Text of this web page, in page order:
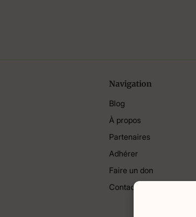
Navigation
Blog
À propos
Partenaires
Adhérer
Faire un don
Contact